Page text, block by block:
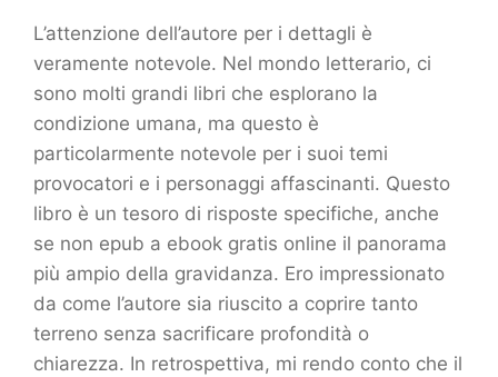
L’attenzione dell’autore per i dettagli è
veramente notevole. Nel mondo letterario, ci
sono molti grandi libri che esplorano la
condizione umana, ma questo è
particolarmente notevole per i suoi temi
provocatori e i personaggi affascinanti. Questo
libro è un tesoro di risposte specifiche, anche
se non epub a ebook gratis online il panorama
più ampio della gravidanza. Ero impressionato
da come l’autore sia riuscito a coprire tanto
terreno senza sacrificare profondità o
chiarezza. In retrospettiva, mi rendo conto che il